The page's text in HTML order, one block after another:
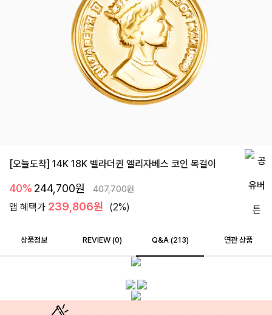
[오늘도착] 14K 18K 벨라더퀸 엘리자베스 코인 목걸이
40% 244,700원 407,700원
앱 혜택가 239,806원 (2%)
상품정보 REVIEW (0) Q&A (213) 연관 상품